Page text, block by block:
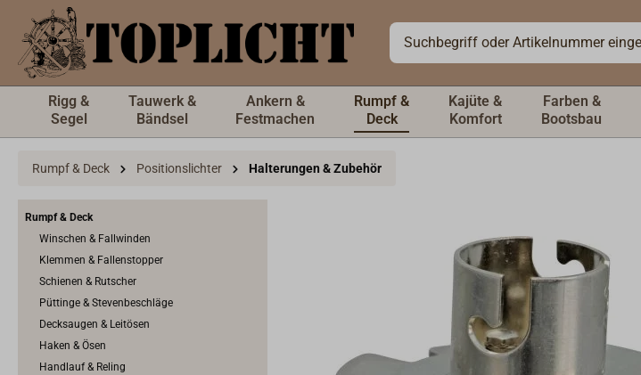
springen
Rigg &
Segel
Tauwerk &
Bändsel
Ankern &
Festmachen
Rumpf &
Deck
Kajüte &
Komfort
Farben &
Bootsbau
Rumpf & Deck Positionslichter Halterungen & Zubehör
Rumpf & Deck
Winschen & Fallwinden
Klemmen & Fallenstopper
Schienen & Rutscher
Püttinge & Stevenbeschläge
Decksaugen & Leitösen
Haken & Ösen
Handlauf & Reling